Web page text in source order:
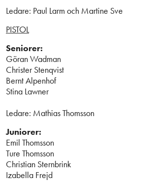
Ledare: Paul Larm och Martine Sve
PISTOL
Seniorer:
Göran Wadman
Christer Stenqvist
Bernt Alpenhof
Stina Lawner
Ledare: Mathias Thomsson
Juniorer:
Emil Thomsson
Ture Thomsson
Christian Sternbrink
Izabella Frejd